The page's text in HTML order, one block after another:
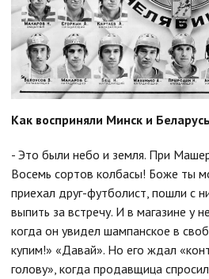
Как восприняли Минск и
- Это были небо и земля. При
Восемь сортов колбасы! Боже ты
приехал друг-футболист, пошли с
выпить за встречу. И в магазине у
когда он увидел шампанское в
купим!» «Давай». Но его ждал
голову», когда продавщица